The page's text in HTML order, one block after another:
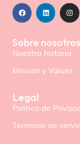
Sobre nosotros
Nuestra historia
Mission y Values
Legal
Politica de
Terminos de